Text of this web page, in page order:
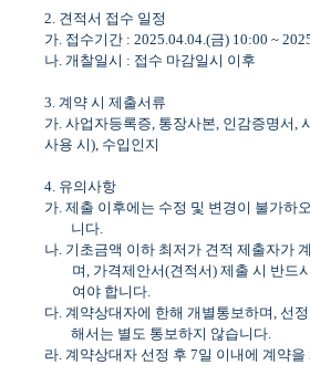
2. 견적서 접수 일정
가 접수기간 : 2025.04.04.(금) 10:00 ~
나 개찰일시 : 접수 마감일시 이후
3. 계약 시 제출서류
가 사업자등록증 통장사본 인감증명서
사용 시), 수입인지
4. 유의사항
가 제출 이후에는 수정 및 변경이 불가하
니다.
나 기초금액 이하 최저가 견적 제출자가
며 가격제안서(견적서)제출 시 반드
여야 합니다
다 계약상대자에 한해 개별통보하며 선
해서는 별도 통보하지 않습니다.
라 계약상대자 선정 후 7일 이내에 계약